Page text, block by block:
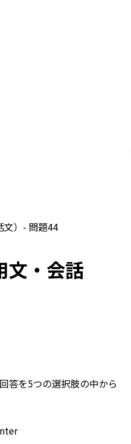
文）- 問題44
文・会話
答を5つの選択肢の中から